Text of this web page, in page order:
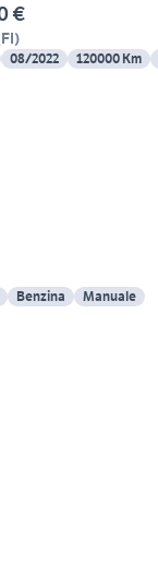
€
FI)
08/2022 120000 Km
Benzina Manuale